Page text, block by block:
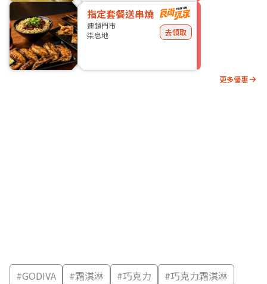
指定套餐送串燒
連鎖門市
柒息地
去領取
更多優惠
#GODIVA #霜淇淋 #巧克力 #巧克力霜淇淋